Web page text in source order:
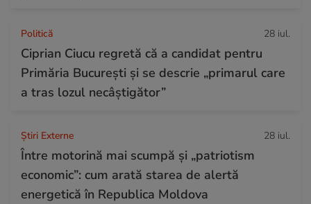
Politică 28 iul.
Ciprian Ciucu regretă că a candidat pentru
Primăria București și se descrie „primarul care
a tras lozul necâștigător”
Știri Externe 28 iul.
Între motorină mai scumpă și „patriotism
economic”: cum arată starea de alertă
energetică în Republica Moldova